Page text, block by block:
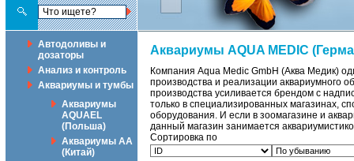
Автодоливы и
дозаторы
Анализ и контроль
Аквариумы и тумбы
Аквариумы
AQUAEL
(Польша)
Аквариумы АА
(Китай)
Аквариумы AQUA MEDIC
Компания Aqua Medic GmbH (Аква Медик)
производства и реализации аквариумного
производства усиливается брендом с
только в специализированных магазинах,
оборудования. И если в зоомагазине и
данный магазин занимается
Сортировка по